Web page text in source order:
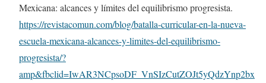
Mexicana: alcances y límites del equilibrismo progresista.
https://revistacomun.com/blog/batalla-curricular-en-la-nueva-
escuela-mexicana-alcances-y-limites-del-equilibrismo-
progresista/?
amp&fbclid=IwAR3NCpsoDF_VnSIzCutZOJt5yQdzYnp2bx